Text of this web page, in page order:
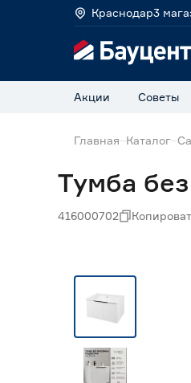
Краснодар3
Акции Советы
Главная Каталог
Тумба
416000702